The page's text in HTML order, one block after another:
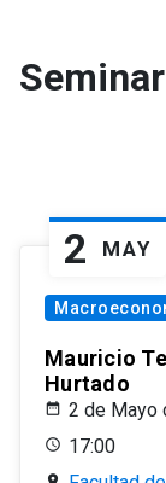
2 MAY
Mauricio
Hurtado
2 de Mayo
17:00